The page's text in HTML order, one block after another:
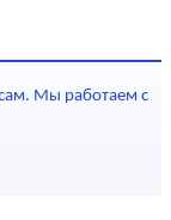
Мы работаем с